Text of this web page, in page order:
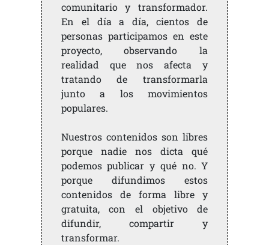
comunitario y transformador.
En el día a día, cientos de
personas participamos en este
proyecto, observando la
realidad que nos afecta y
tratando de transformarla
junto a los movimientos
populares.
Nuestros contenidos son libres
porque nadie nos dicta qué
podemos publicar y qué no. Y
porque difundimos estos
contenidos de forma libre y
gratuita, con el objetivo de
difundir, compartir y
transformar.